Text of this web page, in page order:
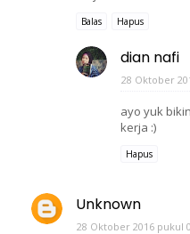
Balas Hapus
dian nafi
28 Oktober
ayo yuk
kerja :)
Hapus
Unknown
28 Oktober 2016 pukul